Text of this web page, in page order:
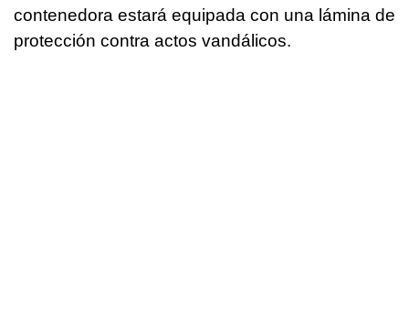
contenedora estará equipada con una lámina de
protección contra actos vandálicos.